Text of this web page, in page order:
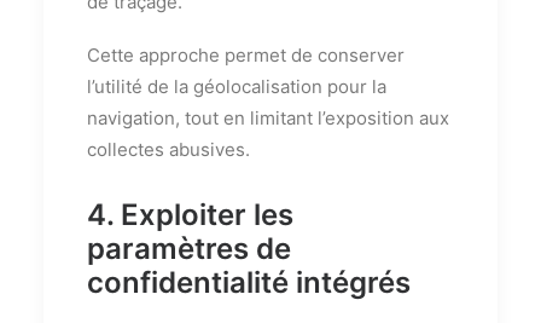
Cette approche permet de conserver
l’utilité de la géolocalisation pour la
navigation, tout en limitant l’exposition aux
collectes abusives.
4. Exploiter les
paramètres de
confidentialité intégrés